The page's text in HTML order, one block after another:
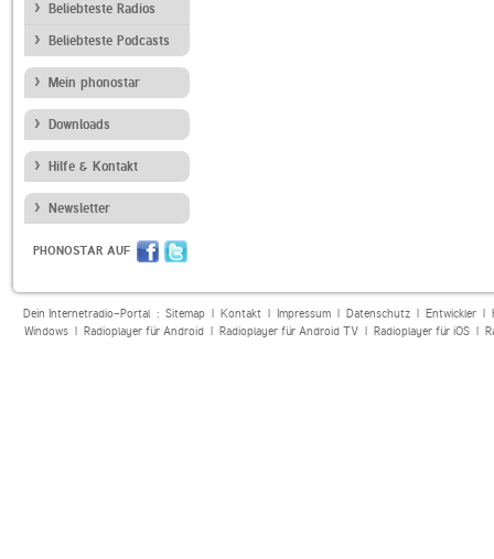
Beliebteste Radios
Beliebteste Podcasts
Mein phonostar
Downloads
Hilfe & Kontakt
Newsletter
PHONOSTAR AUF
Dein Internetradio-Portal : Sitemap| Kontakt| Impressum| Datenschutz| Entwickler|
Windows| Radioplayer für Android| Radioplayer für Android TV| Radioplayer für iOS|